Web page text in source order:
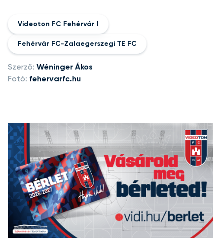
Videoton FC Fehérvár I
Fehérvár FC-Zalaegerszegi TE FC
Szerző: Wéninger Ákos
Fotó: fehervarfc.hu